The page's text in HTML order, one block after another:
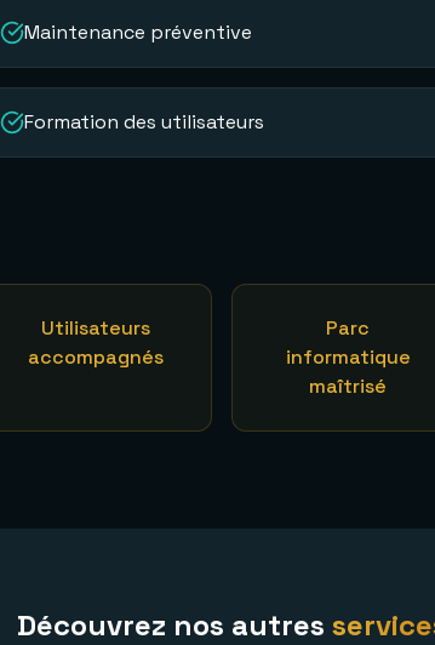
Maintenance préventive
Formation des utilisateurs
Utilisateurs
accompagnés
Parc
informatique
maîtrisé
Découvrez nos autres